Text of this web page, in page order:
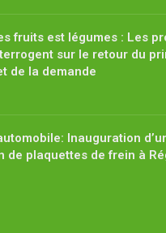
fruits est légumes : Les
sur le retour du
de la demande
Inauguration
de plaquettes de frein à